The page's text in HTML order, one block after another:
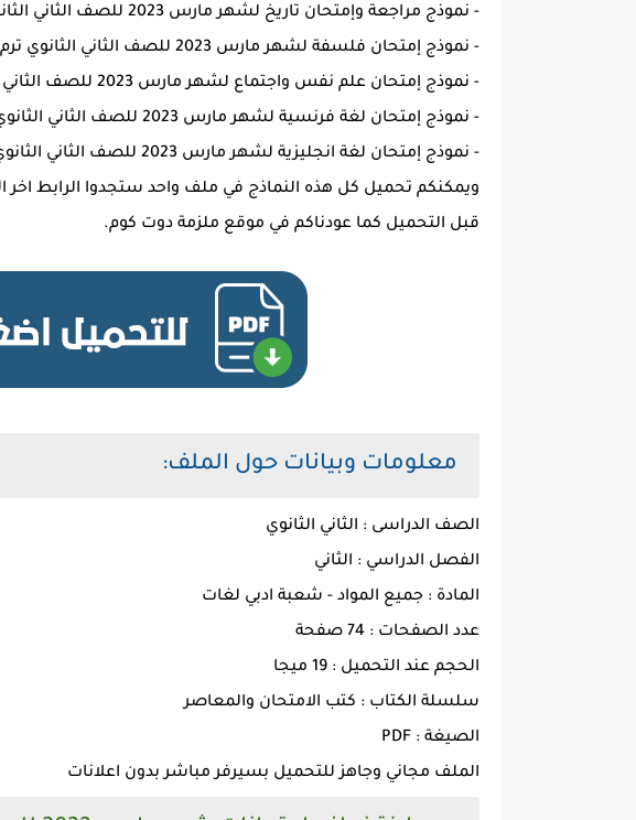
- نموذج مراجعة وإمتحان تاريخ لشهر مارس 2023 للصف الثاني الثانوي ترم ثاني pdf بالاجابات
- نموذج إمتحان فلسفة لشهر مارس 2023 للصف الثاني الثانوي ترم ثاني pdf بالاجابات
- نموذج إمتحان علم نفس واجتماع لشهر مارس 2023 للصف الثاني الثانوي ترم ثاني pdf بالاجابات
- نموذج إمتحان لغة فرنسية لشهر مارس 2023 للصف الثاني الثانوي ترم ثاني pdf بالاجابات
- نموذج إمتحان لغة انجليزية لشهر مارس 2023 للصف الثاني الثانوي ترم ثاني pdf بالاجابات
ويمكنكم تحميل كل هذه النماذج في ملف واحد ستجدوا الرابط اخر
قبل التحميل كما عودناكم في موقع ملزمة دوت كوم.
معلومات وبيانات حول الملف:
الصف الدراسى : الثاني الثانوي
الفصل الدراسي : الثاني
المادة : جميع المواد - شعبة ادبي لغات
عدد الصفحات : 74 صفحة
الحجم عند التحميل : 19 ميجا
سلسلة الكتاب : كتب الامتحان والمعاصر
الصيغة : PDF
الملف مجاني وجاهز للتحميل بسيرفر مباشر بدون اعلانات